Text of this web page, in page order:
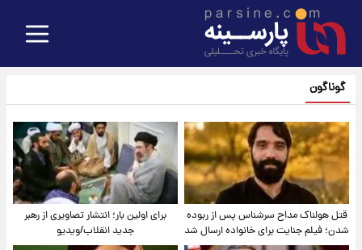
گوناگون
قتل هولناک مداح سرشناس پس از ربوده
شدن؛ فیلم جنایت برای خانواده ارسال شد
برای اولین بار؛ انتشار تصاویری از رهبر
جدید انقلاب/ویدیو